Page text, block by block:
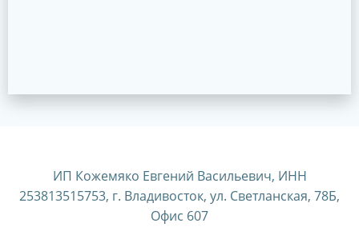
ИП Кожемяко Евгений Васильевич, ИНН
253813515753, г. Владивосток, ул. Светланская, 78Б,
Офис 607